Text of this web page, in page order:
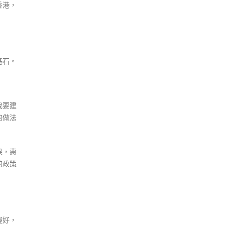
，
。
要建
做法
，惠
政策
，